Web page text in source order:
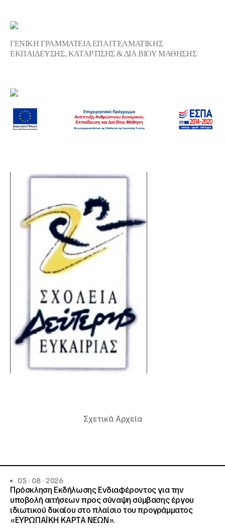
ΓΕΝΙΚΗ ΓΡΑΜΜΑΤΕΙΑ ΕΠΑΓΓΕΛΜΑΤΙΚΗΣ
ΕΚΠΑΙΔΕΥΣΗΣ, ΚΑΤΑΡΤΙΣΗΣ & ΔΙΑ ΒΙΟΥ ΜΑΘΗΣΗΣ
Σχετικά Αρχεία
05 · 08 · 2026
Πρόσκληση Εκδήλωσης Ενδιαφέροντος για την
υποβολή αιτήσεων προς σύναψη σύμβασης έργου
ιδιωτικού δικαίου στο πλαίσιο του προγράμματος
«ΕΥΡΩΠΑΪΚΗ ΚΑΡΤΑ ΝΕΩΝ».